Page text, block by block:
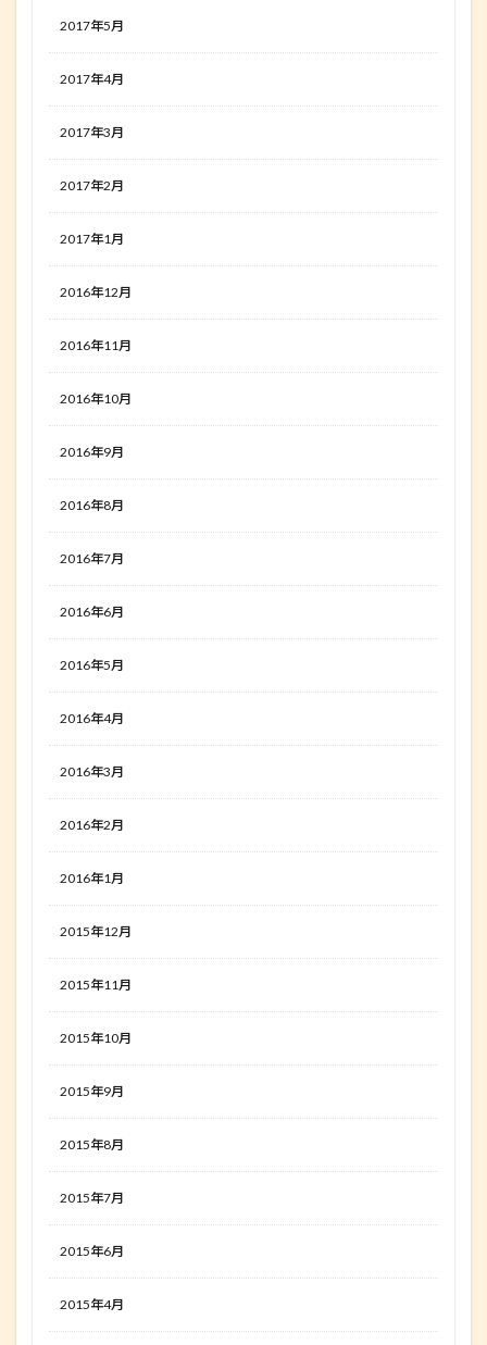
2017年5月
2017年4月
2017年3月
2017年2月
2017年1月
2016年12月
2016年11月
2016年10月
2016年9月
2016年8月
2016年7月
2016年6月
2016年5月
2016年4月
2016年3月
2016年2月
2016年1月
2015年12月
2015年11月
2015年10月
2015年9月
2015年8月
2015年7月
2015年6月
2015年4月